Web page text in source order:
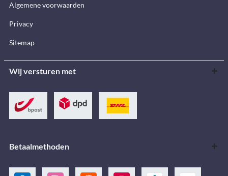
Algemene voorwaarden
Privacy
Sitemap
Wij versturen met
Betaalmethoden